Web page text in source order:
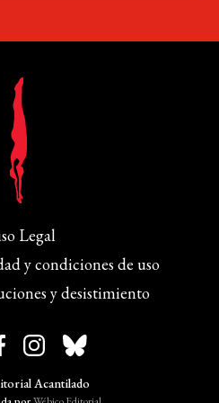
Legal
y condiciones de uso
y desistimiento
Acantilado